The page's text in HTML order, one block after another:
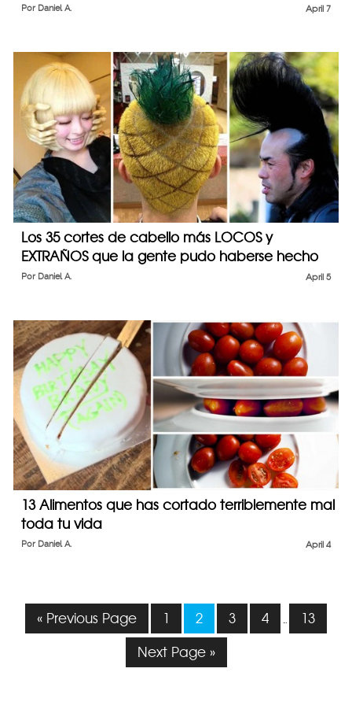
April 7
Por Daniel A.
Los 35 cortes de cabello más LOCOS y
EXTRAÑOS que la gente pudo haberse hecho
April 5
Por Daniel A.
13 Alimentos que has cortado terriblemente mal
toda tu vida
April 4
Por Daniel A.
« Previous Page 1 2 3 4 … 13
Next Page »